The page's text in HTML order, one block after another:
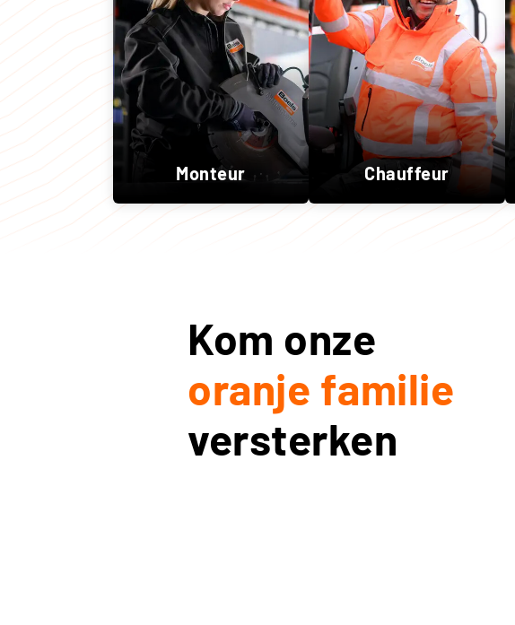
Monteur Chauffeur
Kom onze
oranje familie
versterken